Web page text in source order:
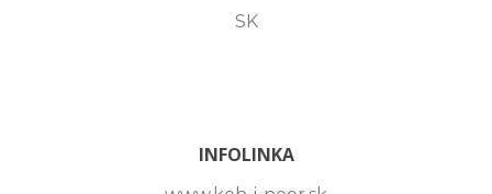
SK
INFOLINKA